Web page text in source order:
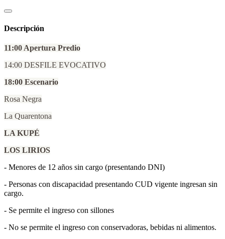
Descripción
11:00 Apertura Predio
14:00 DESFILE EVOCATIVO
18:00 Escenario
Rosa Negra
La Quarentona
LA KUPÉ
LOS LIRIOS
- Menores de 12 años sin cargo (presentando DNI)
- ⁠Personas con discapacidad presentando CUD vigente ingresan sin
cargo.
- ⁠Se permite el ingreso con sillones
- ⁠No se permite el ingreso con conservadoras, bebidas ni alimentos.